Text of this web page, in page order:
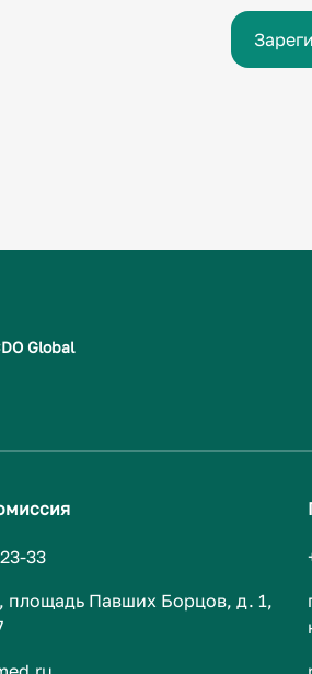
Global
33
площадь Павших Борцов, д. 1,